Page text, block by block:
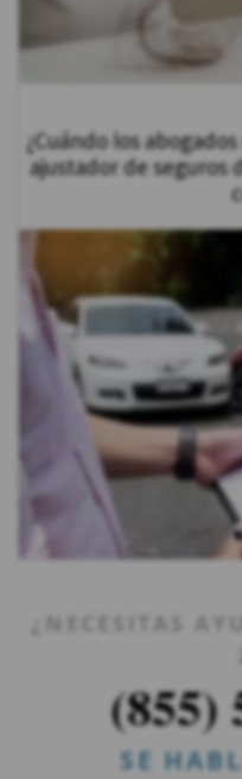
¿Cuándo los
ajustador de seguros
¿NECESITAS
(855)
SE